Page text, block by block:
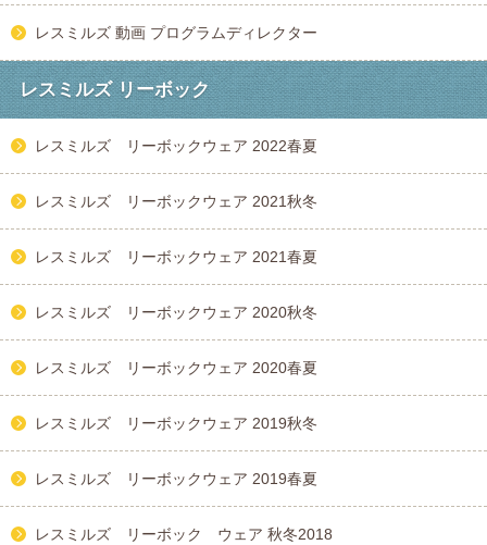
レスミルズ 動画 プログラムディレクター
レスミルズ リーボック
レスミルズ リーボックウェア 2022春夏
レスミルズ リーボックウェア 2021秋冬
レスミルズ リーボックウェア 2021春夏
レスミルズ リーボックウェア 2020秋冬
レスミルズ リーボックウェア 2020春夏
レスミルズ リーボックウェア 2019秋冬
レスミルズ リーボックウェア 2019春夏
レスミルズ リーボック ウェア 秋冬2018